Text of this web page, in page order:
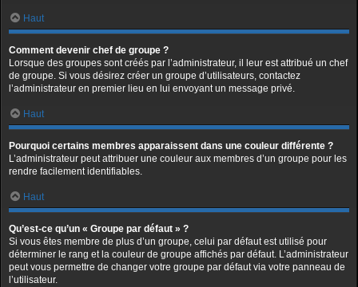
Haut
Comment devenir chef de groupe ?
Lorsque des groupes sont créés par l’administrateur, il leur est attribué un chef
de groupe. Si vous désirez créer un groupe d’utilisateurs, contactez
l’administrateur en premier lieu en lui envoyant un message privé.
Haut
Pourquoi certains membres apparaissent dans une couleur différente ?
L’administrateur peut attribuer une couleur aux membres d’un groupe pour les
rendre facilement identifiables.
Haut
Qu’est-ce qu’un « Groupe par défaut » ?
Si vous êtes membre de plus d’un groupe, celui par défaut est utilisé pour
déterminer le rang et la couleur de groupe affichés par défaut. L’administrateur
peut vous permettre de changer votre groupe par défaut via votre panneau de
l’utilisateur.